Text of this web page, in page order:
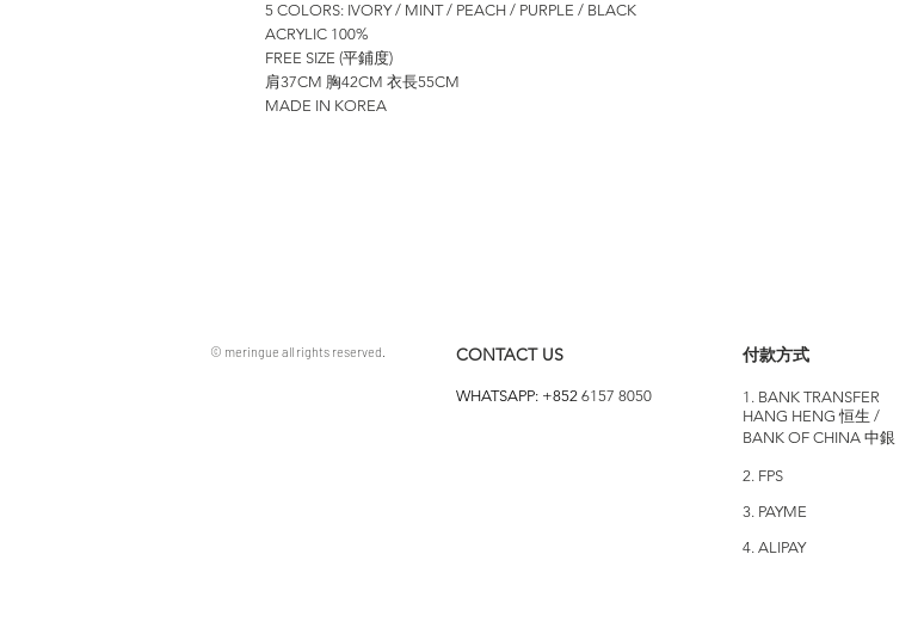
5 COLORS: IVORY / MINT / PEACH / PURPLE / BLACK
ACRYLIC 100%
FREE SIZE (平鋪度)
肩37CM 胸42CM 衣長55CM
MADE IN KOREA
© meringue all rights reserved. CONTACT US
WHATSAPP: +852 6157 8050
付款方式
1. BANK TRANSFER
HANG HENG 恒生 /
BANK OF CHINA 中銀
2. FPS
3. PAYME
4. ALIPAY